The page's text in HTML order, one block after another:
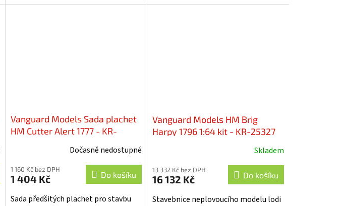
Vanguard Models Sada plachet
HM Cutter Alert 1777 - KR-
Dočasně nedostupné
1 160 Kč bez DPH
1 404 Kč Do košíku
Sada předšitých plachet pro stavbu
Vanguard Models HM Brig
Harpy 1796 1:64 kit - KR-25327
Skladem
13 332 Kč bez DPH
16 132 Kč Do košíku
Stavebnice neplovoucího modelu lodi